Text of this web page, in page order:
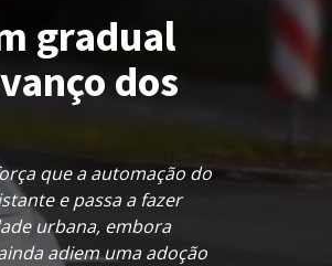
gradual
dos
que a automação do
e passa a fazer
urbana, embora
adiem uma adoção